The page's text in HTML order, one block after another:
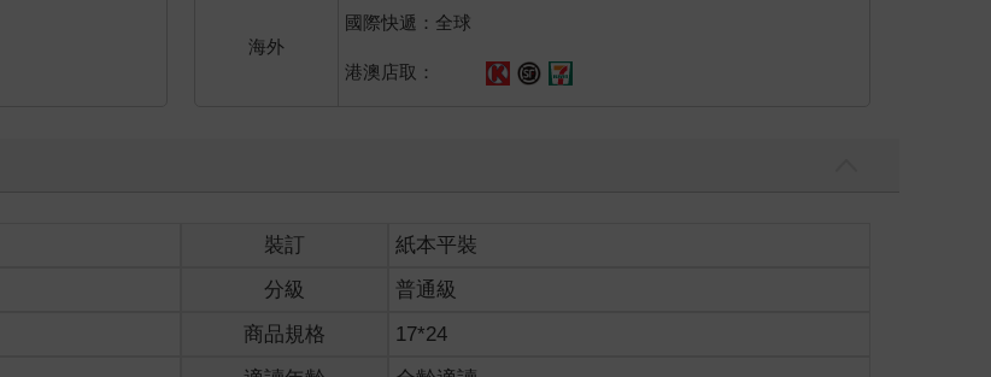
海外
國際快遞：全球
港澳店取：
裝訂
紙本平裝
分級
普通級
商品規格
17*24